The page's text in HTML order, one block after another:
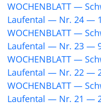
WOCHENBLATT —
Laufental — Nr. 24 —
WOCHENBLATT —
Laufental — Nr. 23 —
WOCHENBLATT —
Laufental — Nr. 22 —
WOCHENBLATT —
Laufental — Nr. 21 —